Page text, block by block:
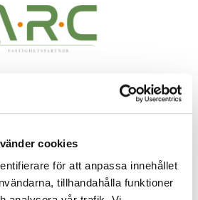
cookies
för att anpassa innehållet
tillhandahålla funktioner
– Vi ser möjligheter i alla
att skapa bestående värden